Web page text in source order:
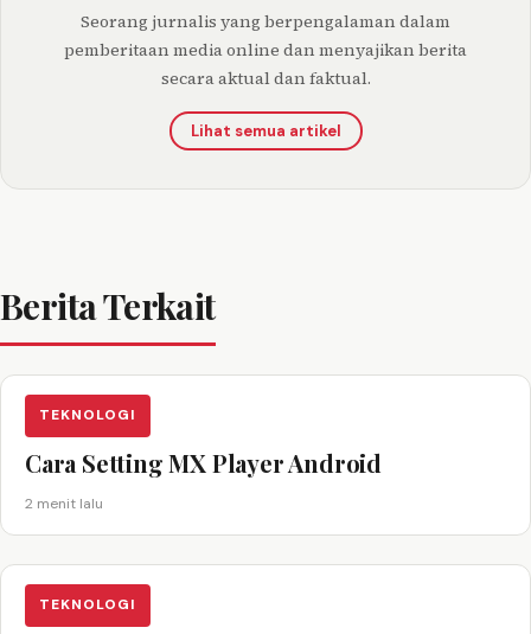
Seorang jurnalis yang berpengalaman dalam
pemberitaan media online dan menyajikan berita
secara aktual dan faktual.
Lihat semua artikel
Berita Terkait
TEKNOLOGI
Cara Setting MX Player Android
2 menit lalu
TEKNOLOGI